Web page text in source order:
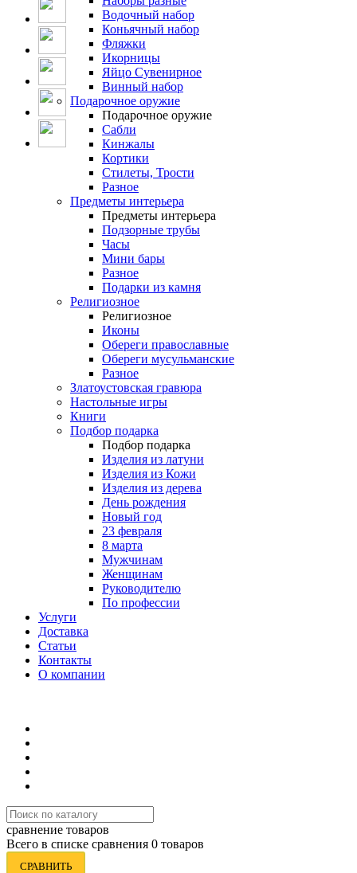
Водочный набор
Коньячный набор
Фляжки
Икорницы
Яйцо Сувенирное
Винный набор
Подарочное оружие
Подарочное оружие
Сабли
Кинжалы
Кортики
Стилеты, Трости
Разное
Предметы интерьера
Предметы интерьера
Подзорные трубы
Часы
Мини бары
Разное
Подарки из камня
Религиозное
Религиозное
Иконы
Обереги православные
Обереги мусульманские
Разное
Златоустовская гравюра
Настольные игры
Книги
Подбор подарка
Подбор подарка
Изделия из латуни
Изделия из Кожи
Изделия из дерева
День рождения
Новый год
23 февраля
8 марта
Мужчинам
Женщинам
Руководителю
По профессии
Услуги
Доставка
Статьи
Контакты
О компании
сравнение товаров
Всего в списке сравнения 0 товаров
СРАВНИТЬ